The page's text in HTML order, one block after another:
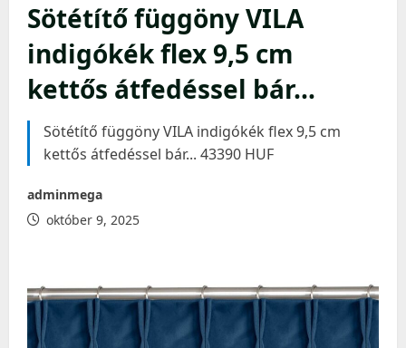
Sötétítő függöny VILA
indigókék flex 9,5 cm
kettős átfedéssel bár…
Sötétítő függöny VILA indigókék flex 9,5 cm
kettős átfedéssel bár... 43390 HUF
adminmega
október 9, 2025